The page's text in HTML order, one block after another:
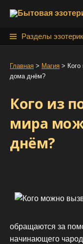
Разделы
Главная > Магия >
дома днём?
Кого из
мира
днём?
обращаются за
начинающего